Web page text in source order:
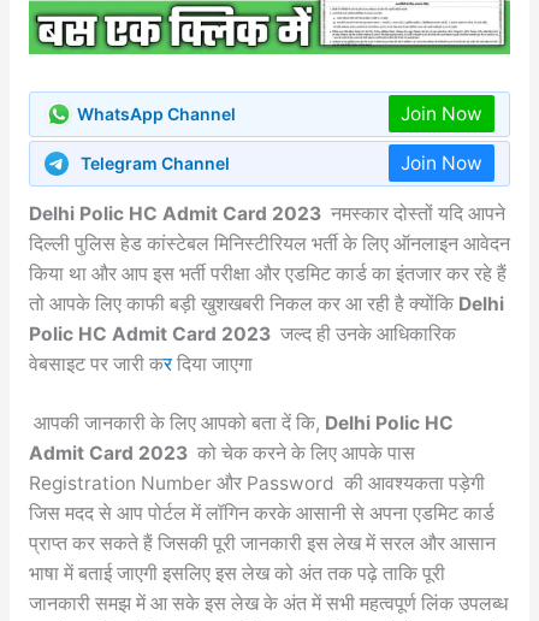
WhatsApp Channel Join Now
Telegram Channel Join Now
Delhi Polic HC Admit Card 2023 नमस्कार दोस्तों यदि आपने
दिल्ली पुलिस हेड कांस्टेबल मिनिस्टीरियल भर्ती के लिए ऑनलाइन आवेदन
किया था और आप इस भर्ती परीक्षा और एडमिट कार्ड का इंतजार कर रहे हैं
तो आपके लिए काफी बड़ी खुशखबरी निकल कर आ रही है क्योंकि Delhi
Polic HC Admit Card 2023 जल्द ही उनके आधिकारिक
वेबसाइट पर जारी करदिया जाएगा
आपकी जानकारी के लिए आपको बता दें कि, Delhi Polic HC
Admit Card 2023 को चेक करने के लिए आपके पास
Registration Number और Password की आवश्यकता पड़ेगी
जिस मदद से आप पोर्टल में लॉगिन करके आसानी से अपना एडमिट कार्ड
प्राप्त कर सकते हैं जिसकी पूरी जानकारी इस लेख में सरल और आसान
भाषा में बताई जाएगी इसलिए इस लेख को अंत तक पढ़े ताकि पूरी
जानकारी समझ में आ सके इस लेख के अंत में सभी महत्वपूर्ण लिंक उपलब्ध